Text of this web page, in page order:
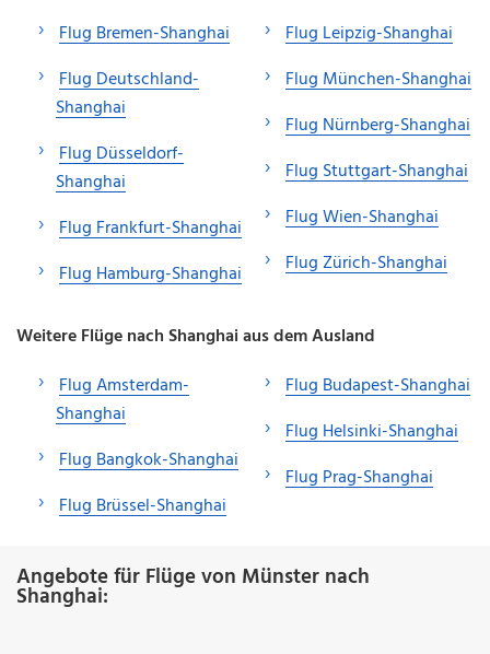
Flug Bremen-Shanghai
Flug Deutschland-
Shanghai
Flug Düsseldorf-
Shanghai
Flug Frankfurt-Shanghai
Flug Hamburg-Shanghai
Flug Leipzig-Shanghai
Flug München-Shanghai
Flug Nürnberg-Shanghai
Flug Stuttgart-Shanghai
Flug Wien-Shanghai
Flug Zürich-Shanghai
Weitere Flüge nach Shanghai aus dem Ausland
Flug Amsterdam-
Shanghai
Flug Bangkok-Shanghai
Flug Brüssel-Shanghai
Flug Budapest-Shanghai
Flug Helsinki-Shanghai
Flug Prag-Shanghai
Angebote für Flüge von Münster nach
Shanghai: